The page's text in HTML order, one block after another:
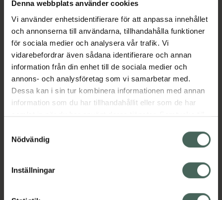
Denna webbplats använder cookies
Vi använder enhetsidentifierare för att anpassa innehållet
och annonserna till användarna, tillhandahålla funktioner
för sociala medier och analysera vår trafik. Vi
vidarebefordrar även sådana identifierare och annan
information från din enhet till de sociala medier och
annons- och analysföretag som vi samarbetar med.
Dessa kan i sin tur kombinera informationen med annan
information som du har tillhandahållit eller som de har
samlat in när du har använt deras tjänster. Samtycke till
återkalla ditt samtycke via webbplatsens
cookieinställningar. Ett återkallat samtycke påverkar inte
lagligheten av behandling som skett innan återkallelsen.
Nödvändig
Inställningar
Aktuella erbjudanden
Beskrivning Dölj
Läs alltid bipacksedeln innan
användning.
Kronans Apotek finns här för dig. Du hittar oss från Skåne i